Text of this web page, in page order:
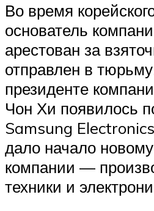
Во время
основатель
арестован за
отправлен в
президенте
Чон Хи появилось
Samsung
дало начало
компании —
техники и